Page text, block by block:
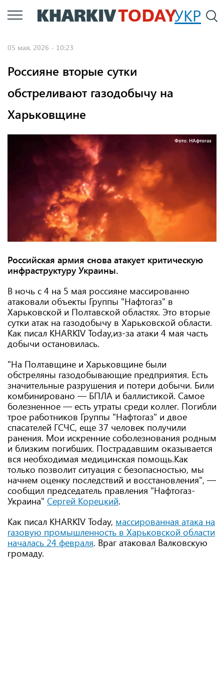
Перейти
к
УКР
05 мая, 2026 - 10:23
Россияне вторые сутки
обстреливают газодобычу на
Харьковщине
Фото: НАфтогаз
Российская армия снова атакует критическую
инфраструктуру Украины.
В ночь с 4 на 5 мая россияне массированно
атаковали объекты Группы "Нафтогаз" в
Харьковской и Полтавской областях. Это вторые
сутки атак на газодобычу в Харьковской области.
Как писал KHARKIV Today,из-за атаки 4 мая часть
добычи остановилась.
"На Полтавщине и Харьковщине были
обстреляны газодобывающие предприятия. Есть
значительные разрушения и потери добычи. Били
комбинировано — БПЛА и баллистикой. Самое
болезненное — есть утраты среди коллег. Погибли
трое работников Группы "Нафтогаз" и двое
спасателей ГСЧС, еще 37 человек получили
ранения. Мои искренние соболезнования родным
и близким погибших. Пострадавшим оказывается
вся необходимая медицинская помощь.Как
только позволит ситуация с безопасностью, мы
начнем оценку последствий и восстановления", —
сообщил председатель правления "Нафтогаз-
Украина" Сергей Корецкий.
Как писал KHARKIV Today, массированная атака на
газовую промышленность в Харьковской области
началась 24 февраля. Враг атаковал Валковскую
громаду.